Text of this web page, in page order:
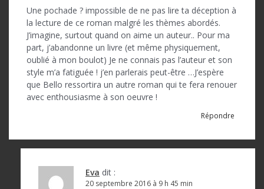
t
Une pochade ? impossible de ne pas lire ta déception à
la lecture de ce roman malgré les thèmes abordés.
J’imagine, surtout quand on aime un auteur.. Pour ma
part, j’abandonne un livre (et même physiquement,
oublié à mon boulot) Je ne connais pas l’auteur et son
style m’a fatiguée ! j’en parlerais peut-être …J’espère
que Bello ressortira un autre roman qui te fera renouer
avec enthousiasme à son oeuvre !
Répondre
Eva dit :
20 septembre 2016 à 9 h 45 min